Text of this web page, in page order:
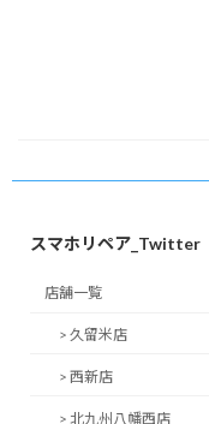
スマホリペア_Twitter
店舗一覧
> 久留米店
> 西新店
> 北九州八幡西店